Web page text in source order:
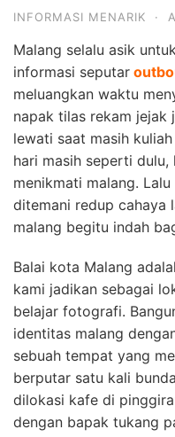
INFORMASI MENARIK ·
Malang selalu asik
informasi seputar
meluangkan waktu
napak tilas rekam jejak
lewati saat masih
hari masih seperti
menikmati malang.
ditemani redup cahaya
malang begitu indah
Balai kota Malang
kami jadikan sebagai
belajar fotografi.
identitas malang
sebuah tempat yang
berputar satu kali
dilokasi kafe di
dengan bapak tukang